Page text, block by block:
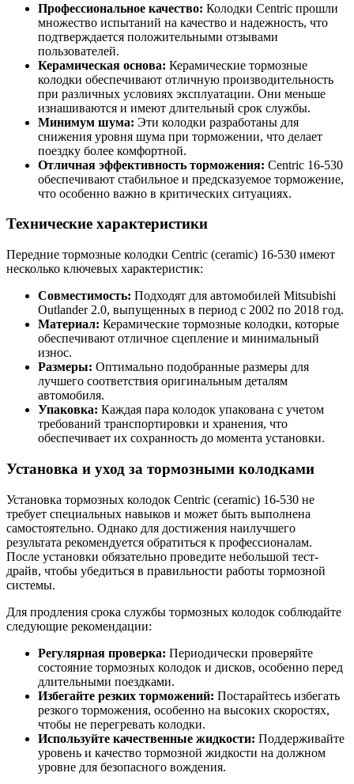
Профессиональное качество: Колодки Centric прошли
множество испытаний на качество и надежность, что
подтверждается положительными отзывами
пользователей.
Керамическая основа: Керамические тормозные
колодки обеспечивают отличную производительность
при различных условиях эксплуатации. Они меньше
изнашиваются и имеют длительный срок службы.
Минимум шума: Эти колодки разработаны для
снижения уровня шума при торможении, что делает
поездку более комфортной.
Отличная эффективность торможения: Centric 16-530
обеспечивают стабильное и предсказуемое торможение,
что особенно важно в критических ситуациях.
Технические характеристики
Передние тормозные колодки Centric (ceramic) 16-530 имеют
несколько ключевых характеристик:
Совместимость: Подходят для автомобилей Mitsubishi
Outlander 2.0, выпущенных в период с 2002 по 2018 год.
Материал: Керамические тормозные колодки, которые
обеспечивают отличное сцепление и минимальный
износ.
Размеры: Оптимально подобранные размеры для
лучшего соответствия оригинальным деталям
автомобиля.
Упаковка: Каждая пара колодок упакована с учетом
требований транспортировки и хранения, что
обеспечивает их сохранность до момента установки.
Установка и уход за тормозными колодками
Установка тормозных колодок Centric (ceramic) 16-530 не
требует специальных навыков и может быть выполнена
самостоятельно. Однако для достижения наилучшего
результата рекомендуется обратиться к профессионалам.
После установки обязательно проведите небольшой тест-
драйв, чтобы убедиться в правильности работы тормозной
системы.
Для продления срока службы тормозных колодок соблюдайте
следующие рекомендации:
Регулярная проверка: Периодически проверяйте
состояние тормозных колодок и дисков, особенно перед
длительными поездками.
Избегайте резких торможений: Постарайтесь избегать
резкого торможения, особенно на высоких скоростях,
чтобы не перегревать колодки.
Используйте качественные жидкости: Поддерживайте
уровень и качество тормозной жидкости на должном
уровне для безопасного вождения.